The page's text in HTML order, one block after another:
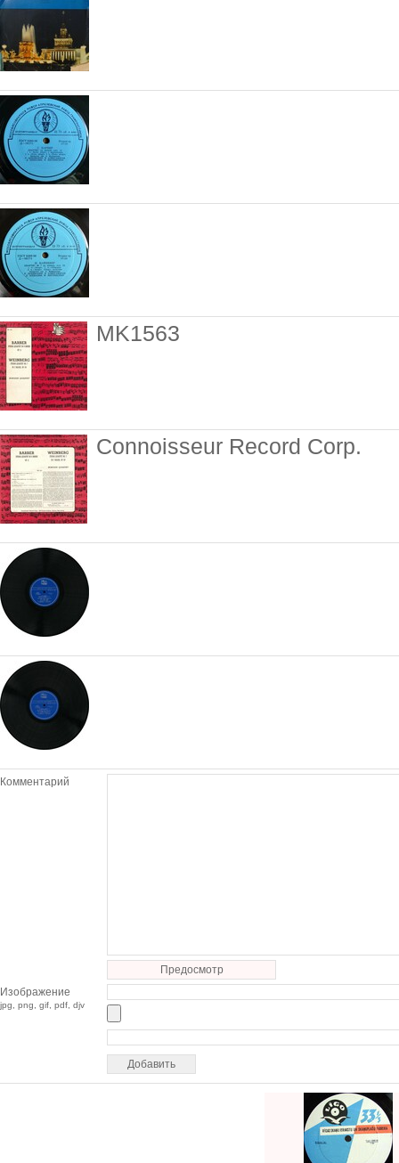
MK1563
Connoisseur Record Corp.
Комментарий
Предосмотр
Изображение
jpg, png, gif, pdf, djv